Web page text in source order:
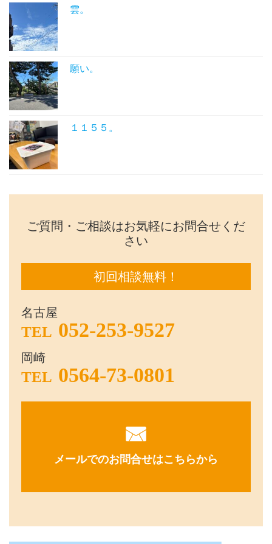
雲。
願い。
１１５５。
ご質問・ご相談はお気軽にお問合せくだ
さい
初回相談無料！
名古屋
TEL 052-253-9527
岡崎
TEL 0564-73-0801
メールでのお問合せはこちらから